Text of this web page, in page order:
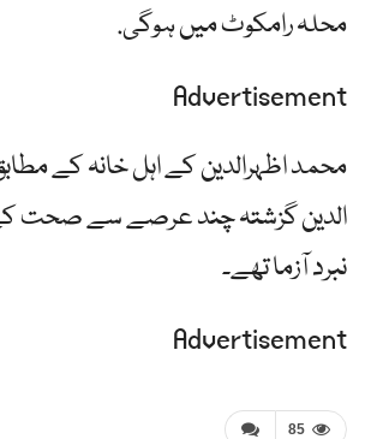
محلہ رامکوٹ میں ہوگی.
Advertisement
محمد اظہرالدین کے اہل خانہ کے
الدین گزشتہ چند عرصے سے صحت
نبرد آزما تھے۔
Advertisement
85